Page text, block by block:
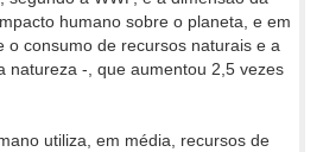
humano sobre o planeta, e em
o consumo de recursos naturais e a
natureza -, que aumentou 2,5 vezes
utiliza, em média, recursos de